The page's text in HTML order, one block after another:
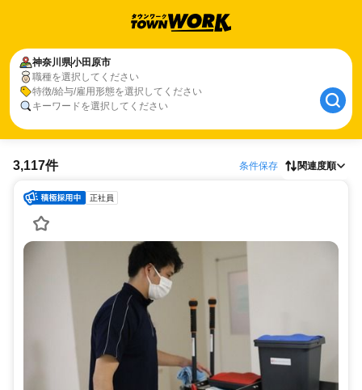
神奈川県小田原市
職種を選択してください
特徴/給与/雇用形態を選択してください
キーワードを選択してください
3,117件 条件保存 関連度順
正社員